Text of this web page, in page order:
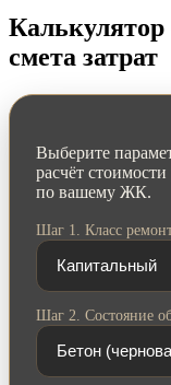
смета затрат
Выберите
расчёт
по вашему ЖК.
Шаг 1. Класс
Шаг 2. Состояние